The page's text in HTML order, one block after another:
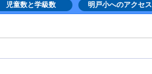
児童数と学級数 明戸小へのアクセス